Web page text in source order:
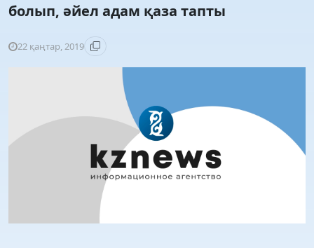
болып, әйел адам қаза тапты
22 қаңтар, 2019